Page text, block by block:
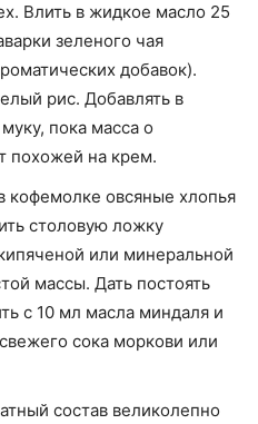
Влить в жидкое масло 25
зеленого чая
добавок).
рис. Добавлять в
пока масса о
похожей на крем.
кофемолке овсяные хлопья
столовую ложку
или минеральной
массы. Дать постоять
с 10 мл масла миндаля и
сока моркови или
состав великолепно